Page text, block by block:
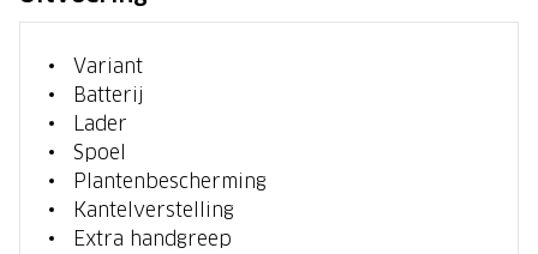
Variant
Batterij
Lader
Spoel
Plantenbescherming
Kantelverstelling
Extra handgreep